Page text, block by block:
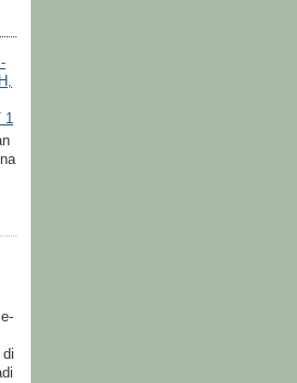
1